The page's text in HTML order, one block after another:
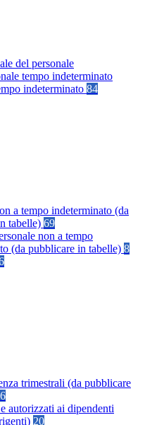
del personale
tempo indeterminato
indeterminato 84
a tempo indeterminato (da
tabelle) 69
non a tempo
(da pubblicare in tabelle) 8
trimestrali (da pubblicare
autorizzati ai dipendenti
20